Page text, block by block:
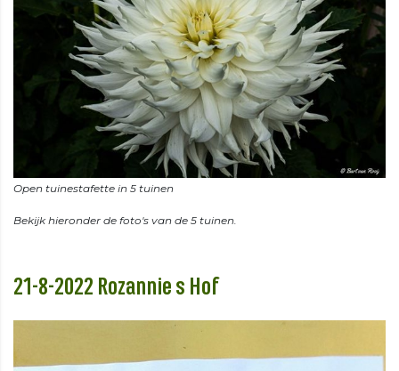
Open tuinestafette in 5 tuinen
21-8-2022 Rozannie s Hof